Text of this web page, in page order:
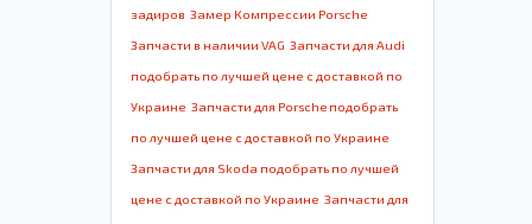
задиров Замер Компрессии Porsche
Запчасти в наличии VAG Запчасти для Audi
подобрать по лучшей цене с доставкой по
Украине Запчасти для Porsche подобрать
по лучшей цене с доставкой по Украине
Запчасти для Skoda подобрать по лучшей
цене с доставкой по Украине Запчасти для